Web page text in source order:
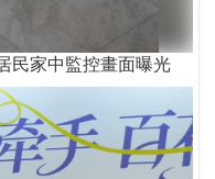
民家中監控畫面曝光